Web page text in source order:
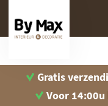
Gratis
Voor